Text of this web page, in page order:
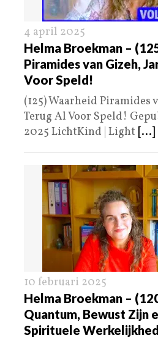
4 april 2025
Helma Broekman –
Piramides van Gizeh,
Voor Speld!
(125) Waarheid Piramides
Terug Al Voor Speld!
2025 LichtKind | Light [...]
10 februari 2025
Helma Broekman –
Quantum, Bewust Zijn
Spirituele